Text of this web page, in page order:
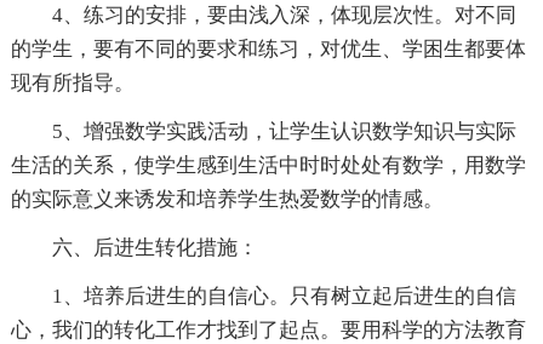
4、练习的安排，要由浅入深，体现层次性。对不同
的学生，要有不同的要求和练习，对优生、学困生都要体
现有所指导。
5、增强数学实践活动，让学生认识数学知识与实际
生活的关系，使学生感到生活中时时处处有数学，用数学
的实际意义来诱发和培养学生热爱数学的情感。
六、后进生转化措施：
1、培养后进生的自信心。只有树立起后进生的自信
心，我们的转化工作才找到了起点。要用科学的方法教育